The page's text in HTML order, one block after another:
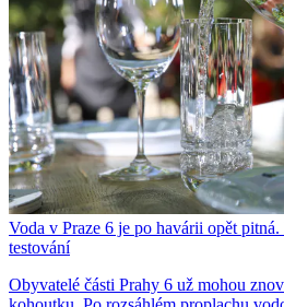
Voda v Praze 6 je po havárii opět
testování
Obyvatelé části Prahy 6 už mohou